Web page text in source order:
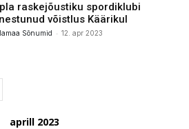
raskejõustiku spordiklubi
võistlus Käärikul
Sõnumid - 12. apr 2023
aprill 2023